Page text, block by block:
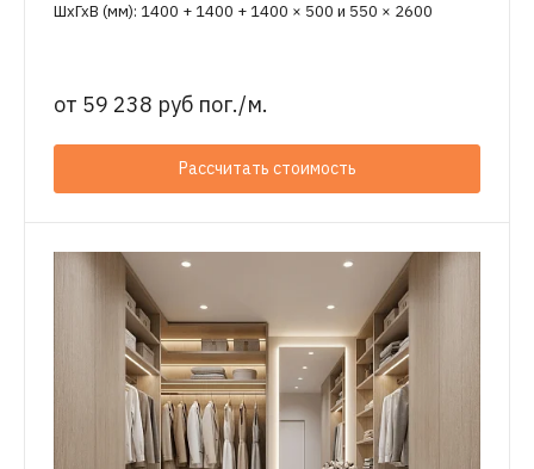
ШхГхВ (мм): 1400 + 1400 + 1400 × 500 и 550 × 2600
от 59 238 руб пог./м.
Рассчитать стоимость